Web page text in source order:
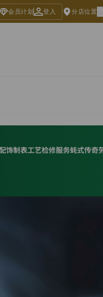
会员计划 登入 分店位置
饰制表工艺检修服务蚝式传奇